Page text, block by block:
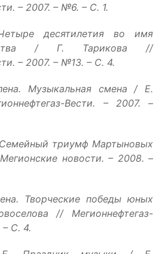
– 2007. – №6. – С. 1.
десятилетия во имя
/ Г. Тарикова //
– 2007. – №13. – С. 4.
Музыкальная смена / Е.
Вести. – 2007. –
триумф Мартыновых
новости. – 2008. –
Творческие победы юных
// Мегионнефтегаз-
С. 4.